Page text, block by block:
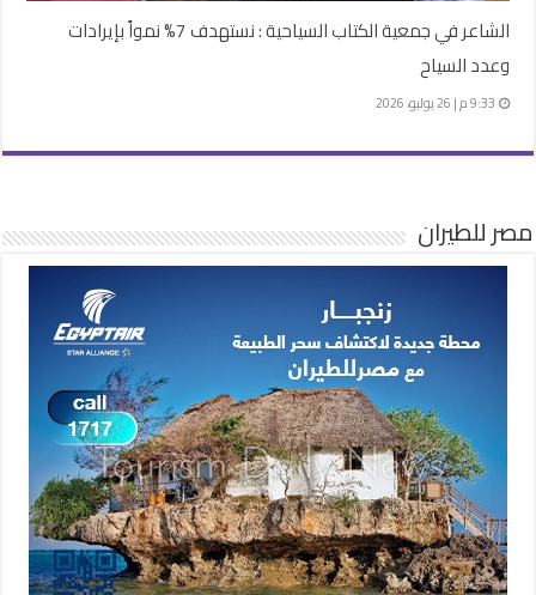
الشاعر في جمعية الكتاب السياحية : نستهدف 7% نمواً بإيرادات
وعدد السياح
9:33 م | 26 يوليو، 2026
مصر للطيران